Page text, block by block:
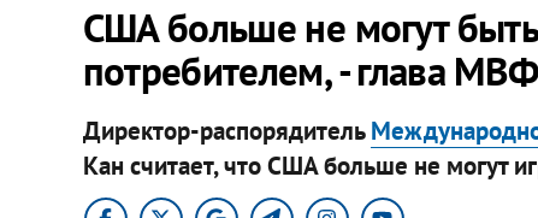
США больше не могут
потребителем, - глава МВФ
Директор-распорядитель
Кан считает, что США больше не могут